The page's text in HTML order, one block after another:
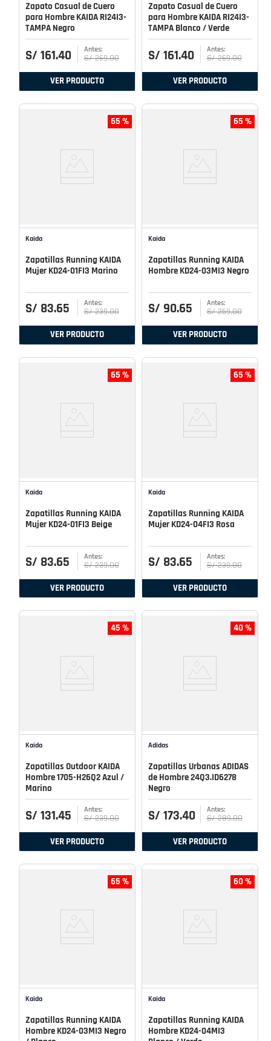
Zapato Casual de Cuero
para Hombre KAIDA RI24I3-
TAMPA Negro
S/ 161.40 S/ 269.00
VER PRODUCTO
Zapato Casual de Cuero
para Hombre KAIDA RI24I3-
TAMPA Blanco / Verde
S/ 161.40 S/ 269.00
VER PRODUCTO
65 %
Kaida
Zapatillas Running KAIDA
Mujer KD24-01FI3 Marino
S/ 83.65 S/ 239.00
VER PRODUCTO
65 %
Kaida
Zapatillas Running KAIDA
Hombre KD24-03MI3 Negro
S/ 90.65 S/ 259.00
VER PRODUCTO
65 %
Kaida
Zapatillas Running KAIDA
Mujer KD24-01FI3 Beige
S/ 83.65 S/ 239.00
VER PRODUCTO
65 %
Kaida
Zapatillas Running KAIDA
Mujer KD24-04FI3 Rosa
S/ 83.65 S/ 239.00
VER PRODUCTO
45 %
Kaida
Zapatillas Outdoor KAIDA
Hombre 1705-H26Q2 Azul /
Marino
S/ 131.45 S/ 239.00
VER PRODUCTO
40 %
Adidas
Zapatillas Urbanas ADIDAS
de Hombre 24Q3.ID6278
Negro
S/ 173.40 S/ 289.00
VER PRODUCTO
65 %
Kaida
Zapatillas Running KAIDA
Hombre KD24-03MI3 Negro
60 %
Kaida
Zapatillas Running KAIDA
Hombre KD24-04MI3